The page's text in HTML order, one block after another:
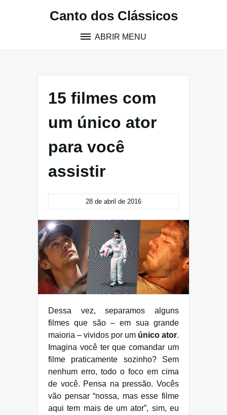
Canto dos Clássicos
ABRIR MENU
15 filmes com
um único ator
para você
assistir
28 de abril de 2016
Dessa vez, separamos alguns
filmes que são – em sua grande
maioria – vividos por um único ator.
Imagina você ter que comandar um
filme praticamente sozinho? Sem
nenhum erro, todo o foco em cima
de você. Pensa na pressão. Vocês
vão pensar “nossa, mas esse filme
aqui tem mais de um ator”, sim, eu